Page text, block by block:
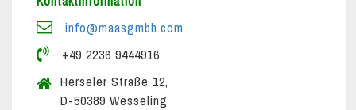
info@maasgmbh.com
+49 2236 9444916
Herseler Straße 12,
D-50389 Wesseling